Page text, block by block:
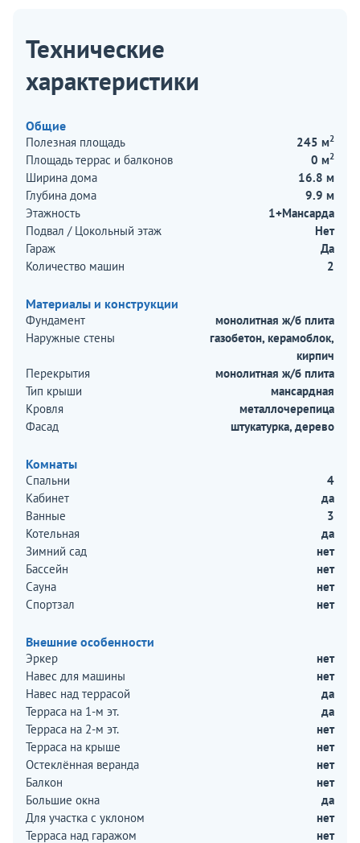
Технические
характеристики
Общие
Полезная площадь 245 м2
Площадь террас и балконов 0 м2
Ширина дома
16.8 м
Глубина дома
9.9 м
Этажность
1+Мансарда
Подвал / Цокольный этаж
Нет
Гараж
Да
Количество машин
2
Материалы и конструкции
Фундамент
монолитная ж/б плита
Наружные стены
газобетон, керамоблок,
кирпич
Перекрытия
монолитная ж/б плита
Тип крыши
мансардная
Кровля
металлочерепица
Фасад
штукатурка, дерево
Комнаты
Спальни
4
Кабинет
да
Ванные
3
Котельная
да
Зимний сад
нет
Бассейн
нет
Сауна
нет
Спортзал
нет
Внешние особенности
Эркер
нет
Навес для машины
нет
Навес над террасой
да
Терраса на 1-м эт.
да
Терраса на 2-м эт.
нет
Терраса на крыше
нет
Остеклённая веранда
нет
Балкон
нет
Большие окна
да
Для участка с уклоном
нет
Терраса над гаражом
нет